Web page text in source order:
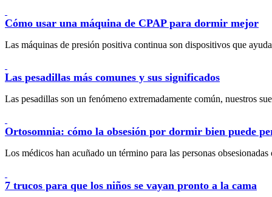
Cómo usar una máquina de CPAP para dormir mejor
Las máquinas de presión positiva continua son dispositivos que
Las pesadillas más comunes y sus significados
Las pesadillas son un fenómeno extremadamente común, nuestros
Ortosomnia: cómo la obsesión por dormir bien puede
Los médicos han acuñado un término para las personas
7 trucos para que los niños se vayan pronto a la cama